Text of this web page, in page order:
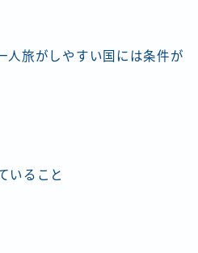
人旅がしやすい国には条件が
いること